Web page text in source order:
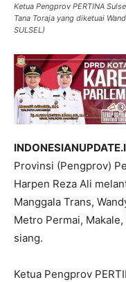
Ketua Pengprov PERTINA
Tana Toraja yang diketuai
SULSEL)
Provinsi (Pengprov)
Harpen Reza Ali
Manggala Trans,
Metro Permai,
siang.
Ketua Pengprov